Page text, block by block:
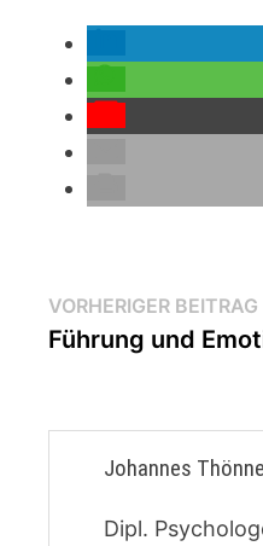
VORHERIGER BEITRAG
Führung und
Johannes
Dipl.